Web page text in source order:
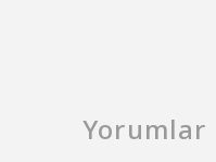
Yorumlar